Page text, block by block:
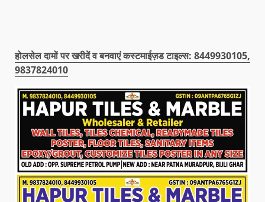
होलसेल दामों पर खरीदें व बनवाएं कस्टमाईज़ड टाइल्स: 8449930105,
9837824010